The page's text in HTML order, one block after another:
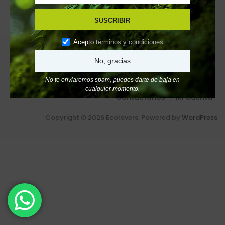
Inicio Productos Ecolovers Mayoristas
Contactanos Mi Cuenta
Copyright © 2026 Ecolovers. Powered by WordPress
SUSCRIBIR
Acepto términos y condiciones
No, gracias
No te enviaremos spam, puedes darte de baja en
cualquier momento.